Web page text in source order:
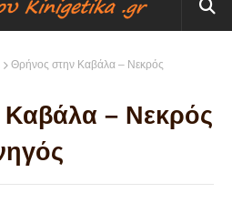
Θρήνος στην Καβάλα – Νεκρός
– Νεκρός